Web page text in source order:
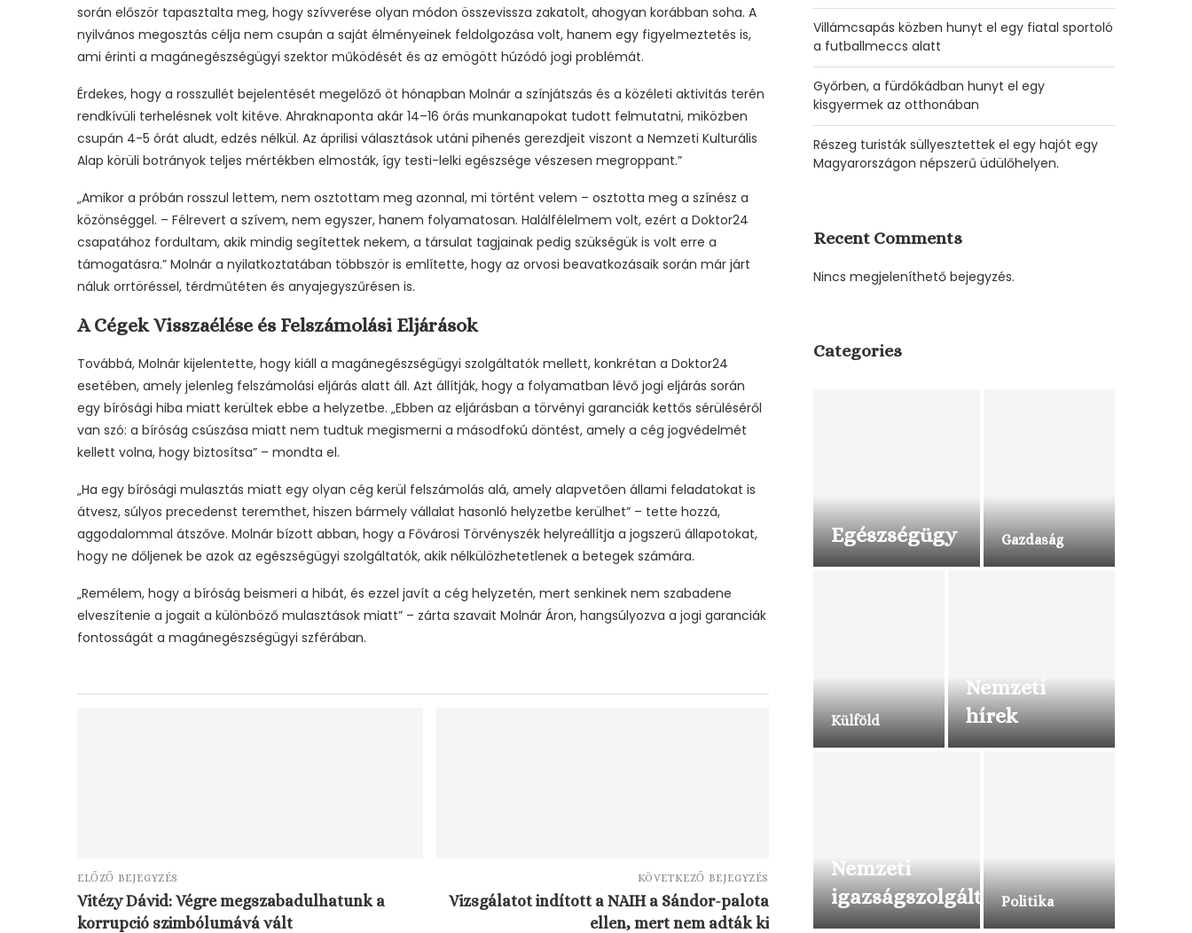
során először tapasztalta meg, hogy szívverése olyan módon összevissza zakatolt, ahogyan korábban soha. A
nyilvános megosztás célja nem csupán a saját élményeinek feldolgozása volt, hanem egy figyelmeztetés is,
ami érinti a magánegészségügyi szektor működését és az emögött húzódó jogi problémát.
Érdekes, hogy a rosszullét bejelentését megelőző öt hónapban Molnár a színjátszás és a közéleti aktivitás terén
rendkívüli terhelésnek volt kitéve. Ahraknaponta akár 14–16 órás munkanapokat tudott felmutatni, miközben
csupán 4-5 órát aludt, edzés nélkül. Az áprilisi választások utáni pihenés gerezdjeit viszont a Nemzeti Kulturális
Alap körüli botrányok teljes mértékben elmosták, így testi-lelki egészsége vészesen megroppant.”
„Amikor a próbán rosszul lettem, nem osztottam meg azonnal, mi történt velem – osztotta meg a színész a
közönséggel. – Félrevert a szívem, nem egyszer, hanem folyamatosan. Halálfélelmem volt, ezért a Doktor24
csapatához fordultam, akik mindig segítettek nekem, a társulat tagjainak pedig szükségük is volt erre a
támogatásra.” Molnár a nyilatkoztatában többször is említette, hogy az orvosi beavatkozásaik során már járt
náluk orrtöréssel, térdműtéten és anyajegyszűrésen is.
A Cégek Visszaélése és Felszámolási Eljárások
Továbbá, Molnár kijelentette, hogy kiáll a magánegészségügyi szolgáltatók mellett, konkrétan a Doktor24
esetében, amely jelenleg felszámolási eljárás alatt áll. Azt állítják, hogy a folyamatban lévő jogi eljárás során
egy bírósági hiba miatt kerültek ebbe a helyzetbe. „Ebben az eljárásban a törvényi garanciák kettős sérüléséről
van szó: a bíróság csúszása miatt nem tudtuk megismerni a másodfokú döntést, amely a cég jogvédelmét
kellett volna, hogy biztosítsa” – mondta el.
„Ha egy bírósági mulasztás miatt egy olyan cég kerül felszámolás alá, amely alapvetően állami feladatokat is
átvesz, súlyos precedenst teremthet, hiszen bármely vállalat hasonló helyzetbe kerülhet” – tette hozzá,
aggodalommal átszőve. Molnár bízott abban, hogy a Fővárosi Törvényszék helyreállítja a jogszerű állapotokat,
hogy ne dőljenek be azok az egészségügyi szolgáltatók, akik nélkülözhetetlenek a betegek számára.
„Remélem, hogy a bíróság beismeri a hibát, és ezzel javít a cég helyzetén, mert senkinek nem szabadene
elveszítenie a jogait a különböző mulasztások miatt” – zárta szavait Molnár Áron, hangsúlyozva a jogi garanciák
fontosságát a magánegészségügyi szférában.
ELŐZŐ BEJEGYZÉS
Vitézy Dávid: Végre megszabadulhatunk a
korrupció szimbólumává vált
KÖVETKEZŐ BEJEGYZÉS
Vizsgálatot indított a NAIH a Sándor-palota
ellen, mert nem adták ki
Villámcsapás közben hunyt el egy fiatal sportoló
a futballmeccs alatt
Győrben, a fürdőkádban hunyt el egy
kisgyermek az otthonában
Részeg turisták süllyesztettek el egy hajót egy
Magyarországon népszerű üdülőhelyen.
Recent Comments
Nincs megjeleníthető bejegyzés.
Categories
Egészségügy Gazdaság
Külföld
Nemzeti
hírek
Nemzeti
igazságszolgáltatásPolitika